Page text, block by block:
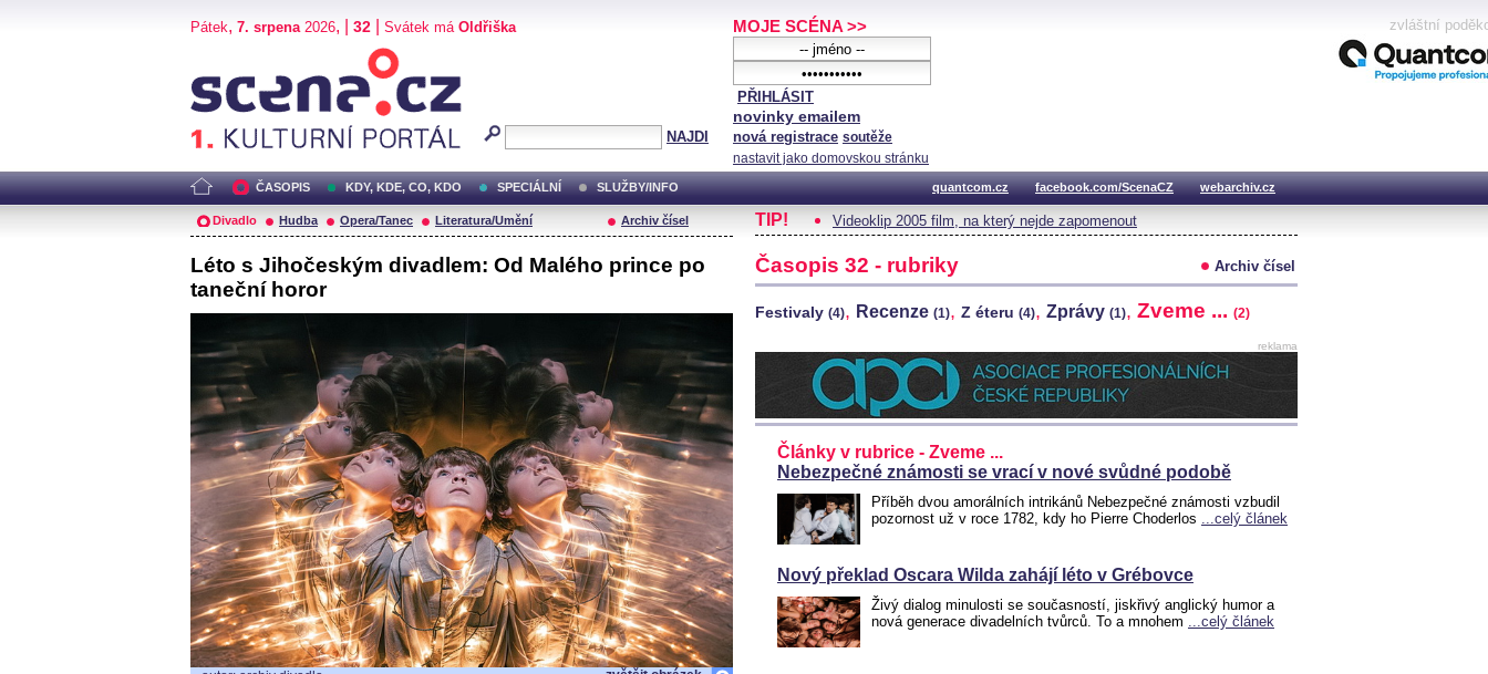
Pátek, 7. srpena2026, | 32 Svátek má Oldřiška
NAJDI
MOJE SCÉNA >>
PŘIHLÁSIT
novinky emailem
nová registrace soutěže
nastavit jako domovskou stránku
zvláštní
ČASOPIS KDY, KDE, CO, KDO SPECIÁLNÍ SLUŽBY/INFO quantcom.cz facebook.com/ScenaCZ webarchiv.cz
Divadlo Hudba Opera/Tanec Literatura/Umění Archiv čísel
Léto s Jihočeským divadlem: Od Malého prince po
taneční horor
TIP! Videoklip 2005 film, na který nejde zapomenout
Časopis 32 - rubriky Archiv čísel
Festivaly (4), Recenze (1), Z éteru (4), Zprávy (1), Zveme ... (2)
reklama
Články v rubrice - Zveme ...
Nebezpečné známosti se vrací v nové svůdné podobě
Příběh dvou amorálních intrikánů Nebezpečné známosti vzbudil
pozornost už v roce 1782, kdy ho Pierre Choderlos ...celý článek
Nový překlad Oscara Wilda zahájí léto v Grébovce
Živý dialog minulosti se současností, jiskřivý anglický humor a
nová generace divadelních tvůrců. To a mnohem ...celý článek